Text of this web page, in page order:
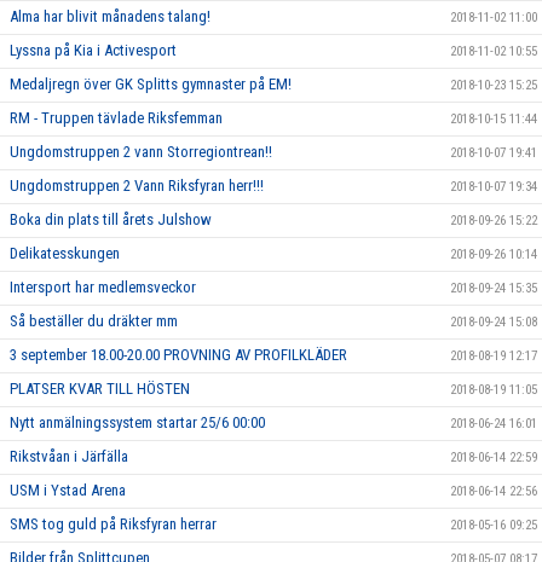
Alma har blivit månadens talang! 2018-11-02 11:00
Lyssna på Kia i Activesport 2018-11-02 10:55
Medaljregn över GK Splitts gymnaster på EM! 2018-10-23 15:25
RM - Truppen tävlade Riksfemman 2018-10-15 11:44
Ungdomstruppen 2 vann Storregiontrean!! 2018-10-07 19:41
Ungdomstruppen 2 Vann Riksfyran herr!!! 2018-10-07 19:34
Boka din plats till årets Julshow 2018-09-26 15:22
Delikatesskungen 2018-09-26 10:14
Intersport har medlemsveckor 2018-09-24 15:35
Så beställer du dräkter mm 2018-09-24 15:08
3 september 18.00-20.00 PROVNING AV PROFILKLÄDER 2018-08-19 12:17
PLATSER KVAR TILL HÖSTEN 2018-08-19 11:05
Nytt anmälningssystem startar 25/6 00:00 2018-06-24 16:01
Rikstvåan i Järfälla 2018-06-14 22:59
USM i Ystad Arena 2018-06-14 22:56
SMS tog guld på Riksfyran herrar 2018-05-16 09:25
Bilder från Splittcupen